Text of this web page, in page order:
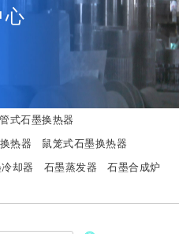
心
式石墨换热器
热器
鼠笼式石墨换热器
却器 石墨蒸发器
石墨合成炉